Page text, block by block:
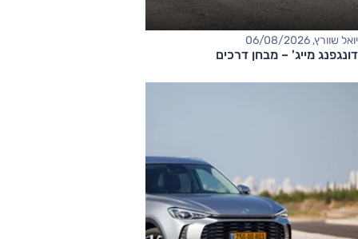
יואל שוורץ, 06/08/2026
דונגפנג מייג' – מבחן דרכים